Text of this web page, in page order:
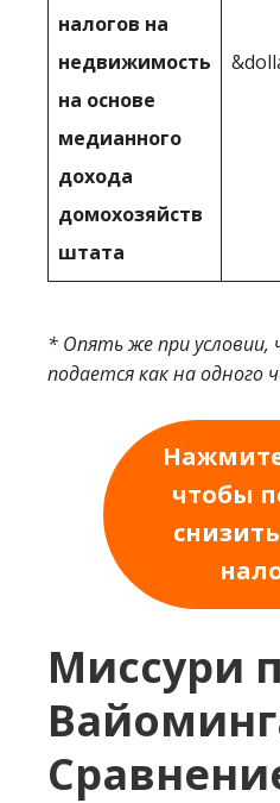
налогов на
недвижимость
на основе
медианного
дохода
домохозяйств
штата
* Опять же при условии,
подается как на одного
чтобы
Миссури